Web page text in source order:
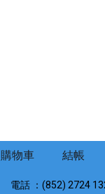
購物車 結帳
電話 ：(852) 2724